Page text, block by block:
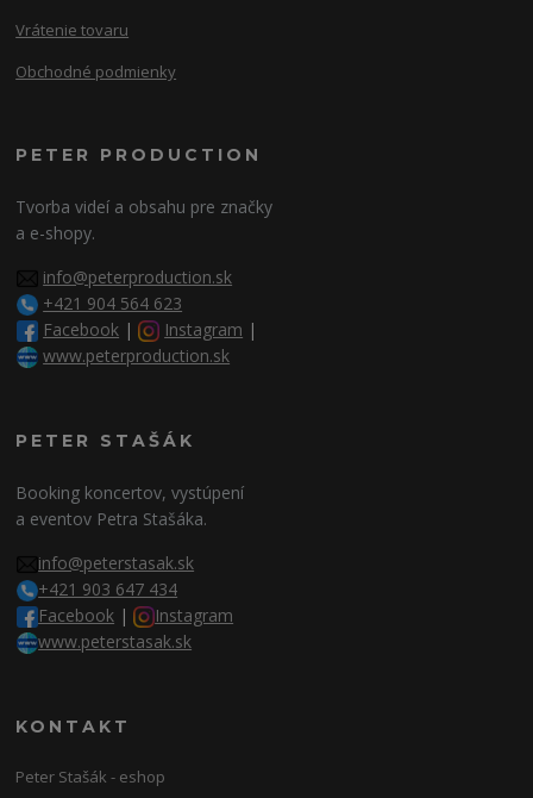
Vrátenie tovaru
Obchodné podmienky
PETER PRODUCTION
Tvorba videí a obsahu pre značky
a e-shopy.
info@peterproduction.sk
+421 904 564 623
Facebook | Instagram |
www.peterproduction.sk
PETER STAŠÁK
Booking koncertov, vystúpení
a eventov Petra Stašáka.
info@peterstasak.sk
+421 903 647 434
Facebook |
Instagram
www.peterstasak.sk
KONTAKT
Peter Stašák - eshop